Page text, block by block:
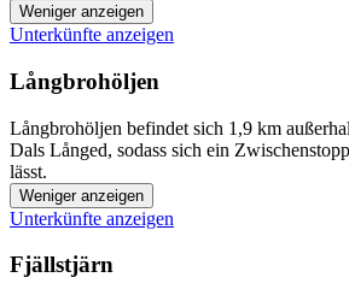
Weniger anzeigen
Unterkünfte anzeigen
Långbrohöljen
Långbrohöljen befindet sich 1,9 km
Dals Långed, sodass sich ein
lässt.
Weniger anzeigen
Unterkünfte anzeigen
Fjällstjärn